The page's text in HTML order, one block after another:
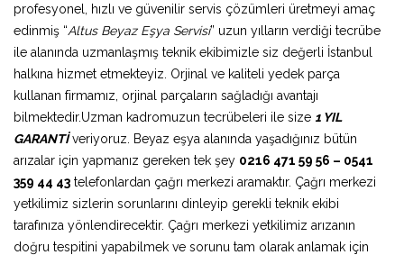
profesyonel, hızlı ve güvenilir servis çözümleri üretmeyi amaç
edinmiş “Altus Beyaz Eşya Servisi” uzun yılların verdiği tecrübe
ile alanında uzmanlaşmış teknik ekibimizle siz değerli İstanbul
halkına hizmet etmekteyiz. Orjinal ve kaliteli yedek parça
kullanan firmamız, orjinal parçaların sağladığı avantajı
bilmektedir.Uzman kadromuzun tecrübeleri ile size 1 YIL
GARANTİveriyoruz. Beyaz eşya alanında yaşadığınız bütün
arızalar için yapmanız gereken tek şey 0216 471 59 56 – 0541
359 44 43 telefonlardan çağrı merkezi aramaktır. Çağrı merkezi
yetkilimiz sizlerin sorunlarını dinleyip gerekli teknik ekibi
tarafınıza yönlendirecektir. Çağrı merkezi yetkilimiz arızanın
doğru tespitini yapabilmek ve sorunu tam olarak anlamak için